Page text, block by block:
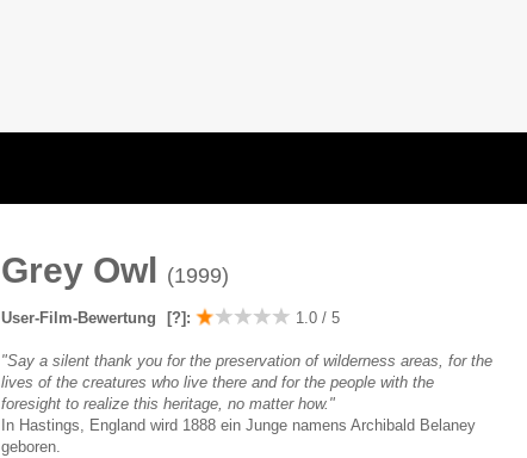
Grey Owl (1999)
User-Film-Bewertung [?] : 1.0 / 5
"Say a silent thank you for the preservation of wilderness areas, for the
lives of the creatures who live there and for the people with the
foresight to realize this heritage, no matter how."
In Hastings, England wird 1888 ein Junge namens Archibald Belaney
geboren.